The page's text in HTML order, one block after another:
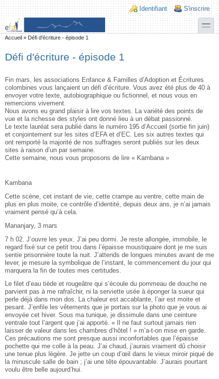
Aller au contenu principal
Skip to search
Login links
Identifiant S'inscrire
toggle
Vous êtes ici
Accueil » Défi d'écriture - épisode 1
Défi d'écriture - épisode 1
Fin mars, les associations Enfance & Familles d’Adoption et Écritures
colombines vous lançaient un défi d’écriture. Vous avez été plus de 40 à
envoyer votre texte, autobiographique ou fictionnel, et nous vous en
remercions vivement.
Nous avons eu grand plaisir à lire vos textes. La variété des points de
vue et la richesse des styles ont donné lieu à un débat passionné.
Le texte lauréat sera publié dans le numéro 195 d’Accueil (sortie fin juin)
et conjointement sur les sites d’EFA et d’EC. Les six autres textes qui
ont remporté la majorité de nos suffrages seront publiés sur les deux
sites à raison d’un par semaine.
Cette semaine, nous vous proposons de lire « Kambana »
Kambana
Cette scène, cet instant de vie, cette crampe au ventre, cette main de
plus en plus moite, ce contrôle d’identité, depuis deux ans, je n’ai jamais
vraiment pensé qu’à cela.
Mananjary, 3 mars
7 h 02. J’ouvre les yeux. J’ai peu dormi. Je reste allongée, immobile, le
regard fixé sur ce petit trou dans l’épaisse moustiquaire dont je me suis
sentie prisonnière toute la nuit. J’attends de longues minutes avant de me
lever, je mesure la symbolique de l’instant, le commencement du jour qui
marquera la fin de toutes mes certitudes.
Le filet d’eau tiède et rougeâtre qui s’écoule du pommeau de douche ne
parvient pas à me rafraîchir, ni la serviette usée à éponger la sueur qui
perle déjà dans mon dos. La chaleur est accablante, l’air est moite et
pesant. J’enfile les vêtements que je portais sur la photo que je vous ai
envoyée cet hiver. Sous ma tunique, je dissimule dans une ceinture
ventrale tout l’argent que j’ai apporté. « Il ne faut surtout jamais rien
laisser de valeur dans les chambres d’hôtel ! » m’a-t-on mise en garde.
Ces précautions me sont presque aussi inconfortables que l’épaisse
pochette qui me colle à la peau. J’ai chaud, j’aurais vraiment dû choisir
une tenue plus légère. Je jette un coup d’œil dans le vieux miroir piqué de
la minuscule salle de bain ; j’ai une tête épouvantable. J’aurais pourtant
voulu être belle aujourd’hui.